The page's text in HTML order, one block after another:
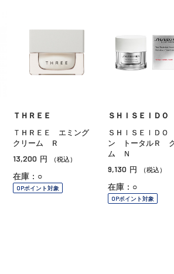
ＴＨＲＥＥ
ＴＨＲＥＥ エミング
クリーム Ｒ
13,200 円 （税込）
在庫：○
OPポイント対象
ＳＨＩＳＥＩＤＯ
ＳＨＩＳＥＩＤ
ン トータルＲ
ム Ｎ
9,130 円 （税込）
在庫：○
OPポイント対象